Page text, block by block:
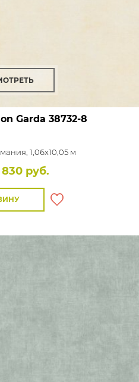
Garda 38732-8
1,06x10,05 м
руб.